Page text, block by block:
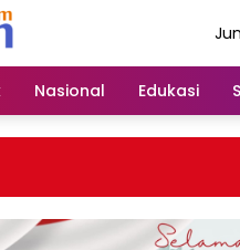
Nasional Edukasi